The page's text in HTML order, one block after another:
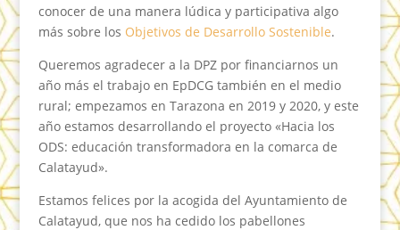
conocer de una manera lúdica y participativa algo
más sobre los Objetivos de Desarrollo Sostenible.
Queremos agradecer a la DPZ por financiarnos un
año más el trabajo en EpDCG también en el medio
rural; empezamos en Tarazona en 2019 y 2020, y este
año estamos desarrollando el proyecto «Hacia los
ODS: educación transformadora en la comarca de
Calatayud».
Estamos felices por la acogida del Ayuntamiento de
Calatayud, que nos ha cedido los pabellones